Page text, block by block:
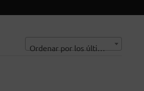
Ordenar por los últimos